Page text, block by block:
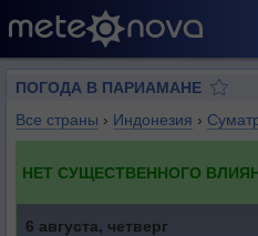
ПОГОДА В ПАРИАМАНЕ
Все страны › Индонезия ›
НЕТ СУЩЕСТВЕННОГО
6 августа, четверг